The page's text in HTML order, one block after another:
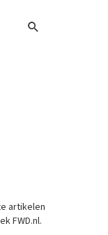
artikelen
FWD.nl.